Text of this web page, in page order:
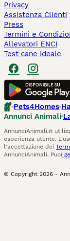
Privacy
Assistenza Clienti
Press
Termini e
Allevatori ENCI
Test cane ideale
Pets4Homes
Annunci Animali
AnnunciAnimali.it
esperienza utente.
l'accettazione dei
AnnunciAnimali. Puoi
© Copyright 2026 -